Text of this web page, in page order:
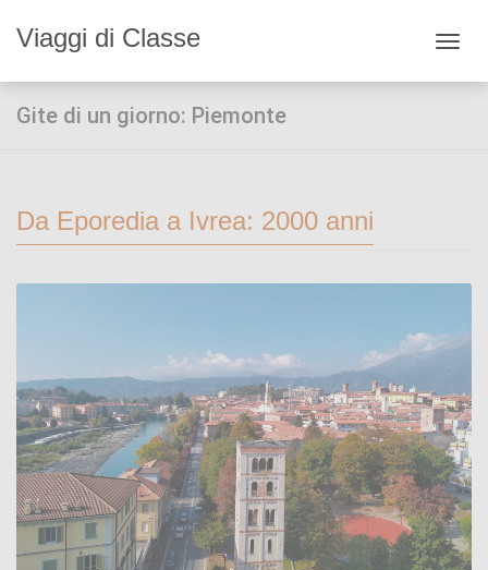
Viaggi di Classe
Gite di un giorno: Piemonte
Da Eporedia a Ivrea: 2000 anni